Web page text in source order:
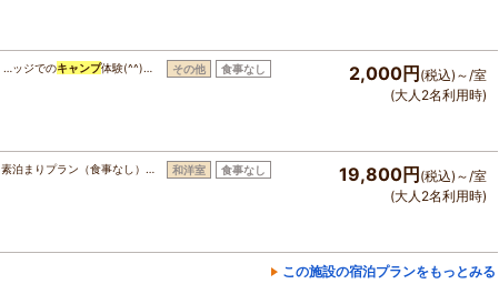
…ッジでのキャンプ体験(^^)… その他 食事なし 2,000円 (税込)～/室
(大人2名利用時)
素泊まりプラン（食事なし）… 和洋室 食事なし 19,800円 (税込)～/室
(大人2名利用時)
この施設の宿泊プランをもっとみる